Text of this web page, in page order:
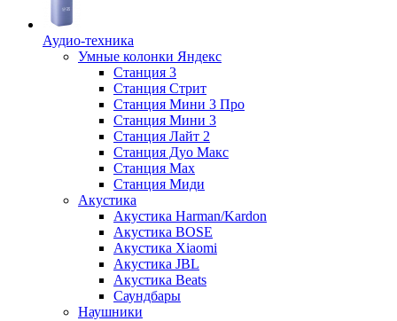
Аудио-техника
Умные колонки Яндекс
Станция 3
Станция Стрит
Станция Мини 3 Про
Станция Мини 3
Станция Лайт 2
Станция Дуо Макс
Станция Max
Станция Миди
Акустика
Акустика Harman/Kardon
Акустика BOSE
Акустика Xiaomi
Акустика JBL
Акустика Beats
Саундбары
Наушники